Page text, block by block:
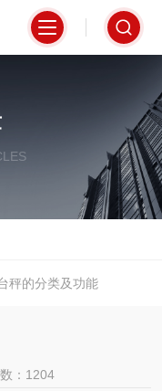
秤的分类及功能
：1204